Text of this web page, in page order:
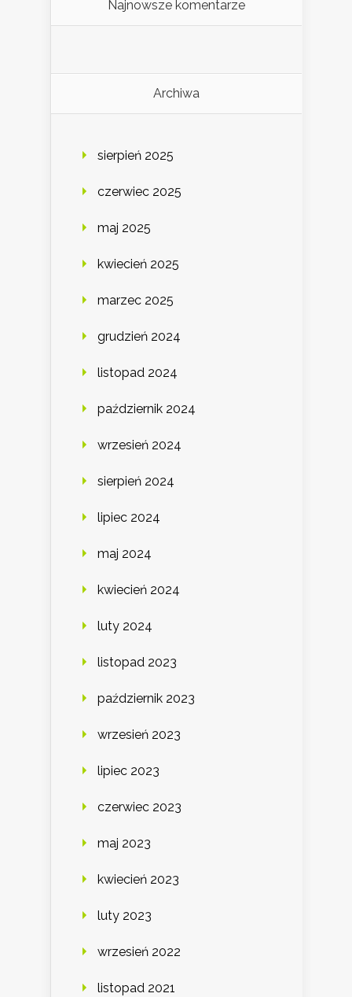
Najnowsze komentarze
Archiwa
sierpień 2025
czerwiec 2025
maj 2025
kwiecień 2025
marzec 2025
grudzień 2024
listopad 2024
październik 2024
wrzesień 2024
sierpień 2024
lipiec 2024
maj 2024
kwiecień 2024
luty 2024
listopad 2023
październik 2023
wrzesień 2023
lipiec 2023
czerwiec 2023
maj 2023
kwiecień 2023
luty 2023
wrzesień 2022
listopad 2021